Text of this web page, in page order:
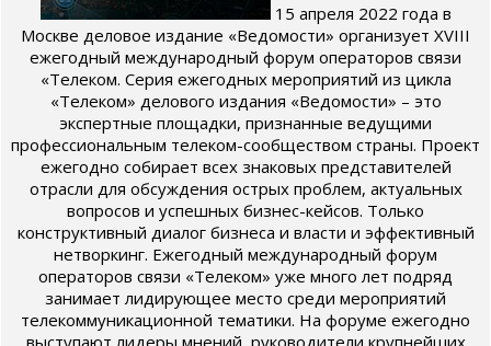
15 апреля 2022 года в
Москве деловое издание «Ведомости» организует XVIII
ежегодный международный форум операторов связи
«Телеком. Серия ежегодных мероприятий из цикла
«Телеком» делового издания «Ведомости» – это
экспертные площадки, признанные ведущими
профессиональным телеком-сообществом страны. Проект
ежегодно собирает всех знаковых представителей
отрасли для обсуждения острых проблем, актуальных
вопросов и успешных бизнес-кейсов. Только
конструктивный диалог бизнеса и власти и эффективный
нетворкинг. Ежегодный международный форум
операторов связи «Телеком» уже много лет подряд
занимает лидирующее место среди мероприятий
телекоммуникационной тематики. На форуме ежегодно
выступают лидеры мнений, руководители крупнейших